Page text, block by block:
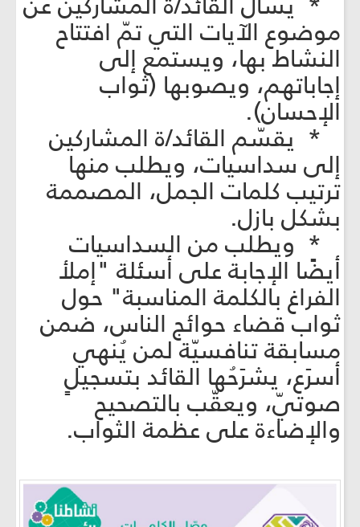
موضوع الآيات التي تمّ افتتاح
النشاط بها، ويستمع إلى
إجاباتهم، ويصوبها (ثواب
الإحسان).
* يقسّم القائد/ة المشاركين
إلى سداسيات، ويطلب منها
ترتيب كلمات الجمل، المصممة
بشكل بازل.
* ويطلب من السداسيات
أيضًا الإجابة على أسئلة "إملأ
الفراغ بالكلمة المناسبة" حول
ثواب قضاء حوائج الناس، ضمن
مسابقة تنافسيّة لمن يُنهي
أسرَع، يشرَحُها القائد بتسجيلٍ
صوتيّ، ويعقّب بالتصحيح
والإضاءة على عظمة الثواب.